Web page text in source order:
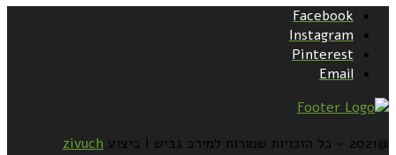
Facebook
Instagram
Pinterest
Email
@2021 - כל הזכויות שמורות למירב גביש | ביצוע zivuch